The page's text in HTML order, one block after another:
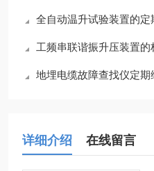
全自动温升试验装置的
工频串联谐振升压装置
地埋电缆故障查找仪定
详细介绍 在线留言